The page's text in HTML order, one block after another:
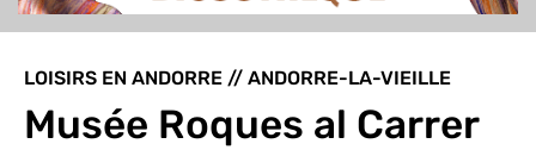
LOISIRS EN ANDORRE // ANDORRE-LA-VIEILLE
Musée Roques al Carrer